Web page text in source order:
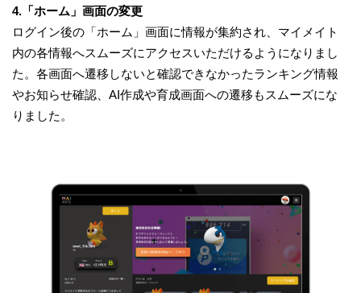
4.「ホーム」画面の変更
ログイン後の「ホーム」画面に情報が集約され、マイメイト
内の各情報へスムーズにアクセスいただけるようになりまし
た。各画面へ遷移しないと確認できなかったランキング情報
やお知らせ確認、AI作成や育成画面への遷移もスムーズにな
りました。